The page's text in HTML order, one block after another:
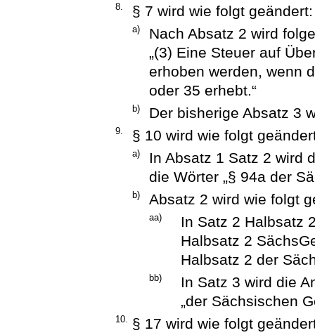
8. § 7 wird wie folgt geändert:
a)
Nach Absatz 2 wird
„(3) Eine Steuer auf
erhoben werden, wenn
oder 35 erhebt.“
b) Der bisherige Absatz 3
9. § 10 wird wie folgt
a)
In Absatz 1 Satz 2 wird
die Wörter „§ 94a der
b) Absatz 2 wird wie folgt
aa)
In Satz 2 Halbsatz
Halbsatz 2
Halbsatz 2 der
bb)
In Satz 3 wird die
„der Sächsischen
10. § 17 wird wie folgt